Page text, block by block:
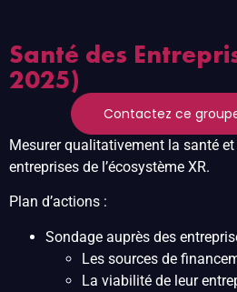
Santé des
2025)
Contactez ce
Mesurer qualitativement la santé
entreprises de l’écosystème XR.
Plan d’actions :
Sondage auprès des
Les sources de
La viabilité de leur